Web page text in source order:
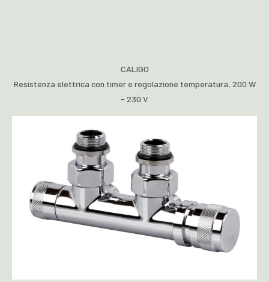
CALIGO
Resistenza elettrica con timer e regolazione temperatura, 200 W
- 230 V